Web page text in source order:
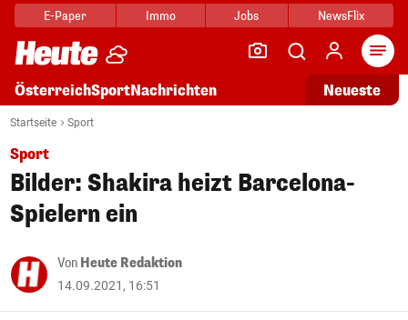
E-Paper Immo Jobs NewsFlix
ÖsterreichSportNachrichten Neueste
Startseite Sport
Sport
Bilder: Shakira heizt Barcelona-
Spielern ein
Von Heute Redaktion
14.09.2021, 16:51